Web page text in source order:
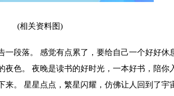
战” 研发竞速赛火热
” 头部企业如何降本增效？
养殖端扭亏为盈
新冠口服药研发难度加大
(相关资料图)
一段落。 感觉有点累了，要给自己一个好好休
夜色。 夜晚是读书的好时光，一本好书，陪你
。 星星点点，繁星闪耀，仿佛让人回到了宇